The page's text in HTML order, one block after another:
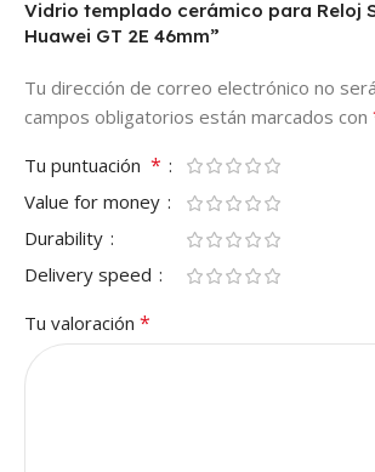
Vidrio templado cerámico para Reloj
Huawei GT 2E 46mm”
Tu dirección de correo electrónico no
campos obligatorios están marcados con
Tu puntuación *
Value for money
Durability
Delivery speed
Tu valoración *